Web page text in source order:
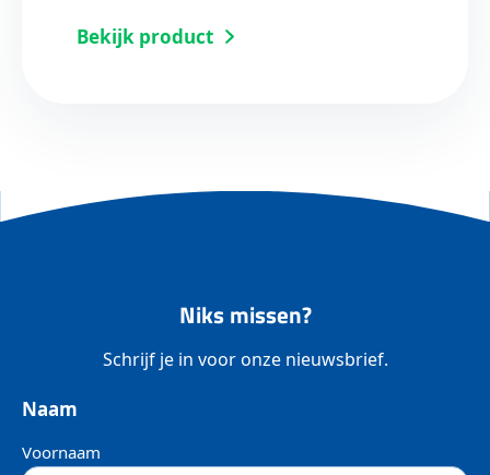
Bekijk product
Niks missen?
Schrijf je in voor onze nieuwsbrief.
Naam
Voornaam